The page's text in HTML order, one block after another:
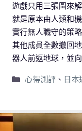
遊戲只用三張圖來
就是原本由人類和
實行無人職守的策
其他成員全數撤回
器人前返地球，並
心得測評、 日本